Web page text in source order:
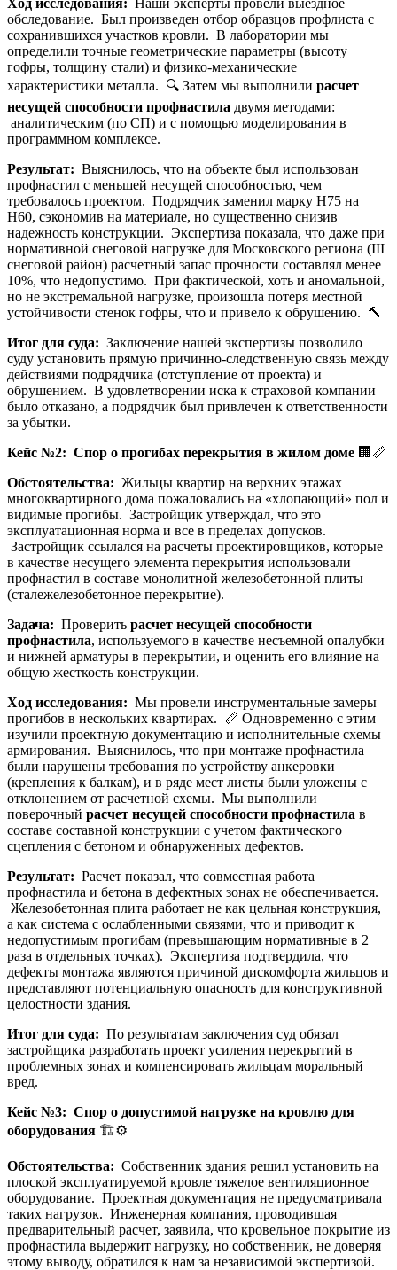
обследование. Был произведен отбор образцов профлиста с
сохранившихся участков кровли. В лаборатории мы
определили точные геометрические параметры (высоту
гофры, толщину стали) и физико-механические
характеристики металла. 🔍 Затем мы выполнили расчет
несущей способности профнастила двумя методами:
аналитическим (по СП) и с помощью моделирования в
программном комплексе.
Результат: Выяснилось, что на объекте был использован
профнастил с меньшей несущей способностью, чем
требовалось проектом. Подрядчик заменил марку Н75 на
Н60, сэкономив на материале, но существенно снизив
надежность конструкции. Экспертиза показала, что даже при
нормативной снеговой нагрузке для Московского региона (III
снеговой район) расчетный запас прочности составлял менее
10%, что недопустимо. При фактической, хоть и аномальной,
но не экстремальной нагрузке, произошла потеря местной
устойчивости стенок гофры, что и привело к обрушению. 🔨
Итог для суда: Заключение нашей экспертизы позволило
суду установить прямую причинно-следственную связь между
действиями подрядчика (отступление от проекта) и
обрушением. В удовлетворении иска к страховой компании
было отказано, а подрядчик был привлечен к ответственности
за убытки.
Кейс №2: Спор о прогибах перекрытия в жилом доме 🏢📏
Обстоятельства: Жильцы квартир на верхних этажах
многоквартирного дома пожаловались на «хлопающий» пол и
видимые прогибы. Застройщик утверждал, что это
эксплуатационная норма и все в пределах допусков.
Застройщик ссылался на расчеты проектировщиков, которые
в качестве несущего элемента перекрытия использовали
профнастил в составе монолитной железобетонной плиты
(сталежелезобетонное перекрытие).
Задача: Проверить расчет несущей способности
профнастила, используемого в качестве несъемной опалубки
и нижней арматуры в перекрытии, и оценить его влияние на
общую жесткость конструкции.
Ход исследования: Мы провели инструментальные замеры
прогибов в нескольких квартирах. 📏 Одновременно с этим
изучили проектную документацию и исполнительные схемы
армирования. Выяснилось, что при монтаже профнастила
были нарушены требования по устройству анкеровки
(крепления к балкам), и в ряде мест листы были уложены с
отклонением от расчетной схемы. Мы выполнили
поверочный расчет несущей способности профнастила в
составе составной конструкции с учетом фактического
сцепления с бетоном и обнаруженных дефектов.
Результат: Расчет показал, что совместная работа
профнастила и бетона в дефектных зонах не обеспечивается.
Железобетонная плита работает не как цельная конструкция,
а как система с ослабленными связями, что и приводит к
недопустимым прогибам (превышающим нормативные в 2
раза в отдельных точках). Экспертиза подтвердила, что
дефекты монтажа являются причиной дискомфорта жильцов и
представляют потенциальную опасность для конструктивной
целостности здания.
Итог для суда: По результатам заключения суд обязал
застройщика разработать проект усиления перекрытий в
проблемных зонах и компенсировать жильцам моральный
вред.
Кейс №3: Спор о допустимой нагрузке на кровлю для
оборудования 🏗️⚙️
Обстоятельства: Собственник здания решил установить на
плоской эксплуатируемой кровле тяжелое вентиляционное
оборудование. Проектная документация не предусматривала
таких нагрузок. Инженерная компания, проводившая
предварительный расчет, заявила, что кровельное покрытие из
профнастила выдержит нагрузку, но собственник, не доверяя
этому выводу, обратился к нам за независимой экспертизой.